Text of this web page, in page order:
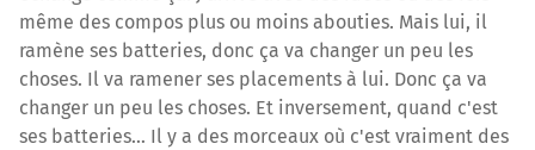
même des compos plus ou moins abouties. Mais lui, il
ramène ses batteries, donc ça va changer un peu les
choses. Il va ramener ses placements à lui. Donc ça va
changer un peu les choses. Et inversement, quand c'est
ses batteries… Il y a des morceaux où c'est vraiment des